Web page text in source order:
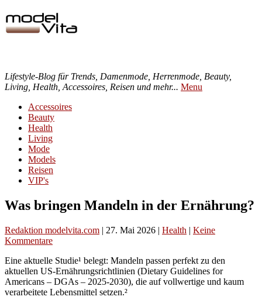
Lifestyle-Blog für Trends, Damenmode, Herrenmode, Beauty,
Living, Health, Accessoires, Reisen und mehr... Menu
Accessoires
Beauty
Health
Living
Mode
Models
Reisen
VIP's
Was bringen Mandeln in der Ernährung?
Redaktion modelvita.com | 27. Mai 2026 | Health | Keine
Kommentare
Eine aktuelle Studie¹ belegt: Mandeln passen perfekt zu den
aktuellen US-Ernährungsrichtlinien (Dietary Guidelines for
Americans – DGAs – 2025-2030), die auf vollwertige und kaum
verarbeitete Lebensmittel setzen.²